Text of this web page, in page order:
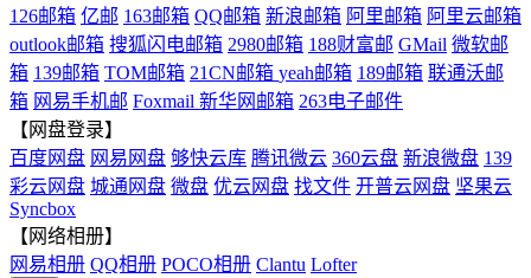
126邮箱 亿邮 163邮箱 QQ邮箱 新浪邮箱 阿里邮箱 阿里云邮箱
outlook邮箱 搜狐闪电邮箱 2980邮箱 188财富邮 GMail 微软邮
箱 139邮箱 TOM邮箱 21CN邮箱 yeah邮箱 189邮箱 联通沃邮
箱 网易手机邮 Foxmail 新华网邮箱 263电子邮件
【网盘登录】
百度网盘 网易网盘 够快云库 腾讯微云 360云盘 新浪微盘 139
彩云网盘 城通网盘 微盘 优云网盘 找文件 开普云网盘 坚果云
Syncbox
【网络相册】
网易相册 QQ相册 POCO相册 Clantu Lofter